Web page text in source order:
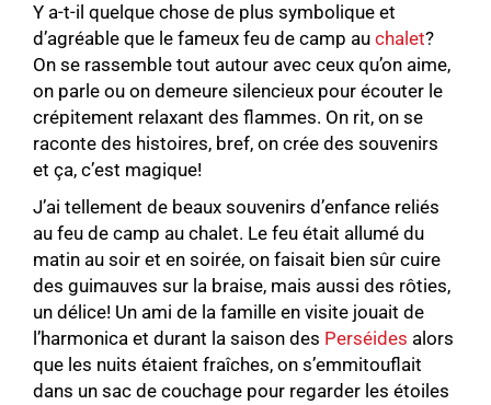
Y a-t-il quelque chose de plus symbolique et
d’agréable que le fameux feu de camp au chalet?
On se rassemble tout autour avec ceux qu’on aime,
on parle ou on demeure silencieux pour écouter le
crépitement relaxant des flammes. On rit, on se
raconte des histoires, bref, on crée des souvenirs
et ça, c’est magique!
J’ai tellement de beaux souvenirs d’enfance reliés
au feu de camp au chalet. Le feu était allumé du
matin au soir et en soirée, on faisait bien sûr cuire
des guimauves sur la braise, mais aussi des rôties,
un délice! Un ami de la famille en visite jouait de
l’harmonica et durant la saison des Perséides alors
que les nuits étaient fraîches, on s’emmitouflait
dans un sac de couchage pour regarder les étoiles